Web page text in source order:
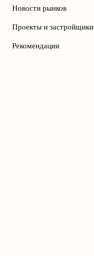
Новости рынков
Проекты и застройщики
Рекомендации